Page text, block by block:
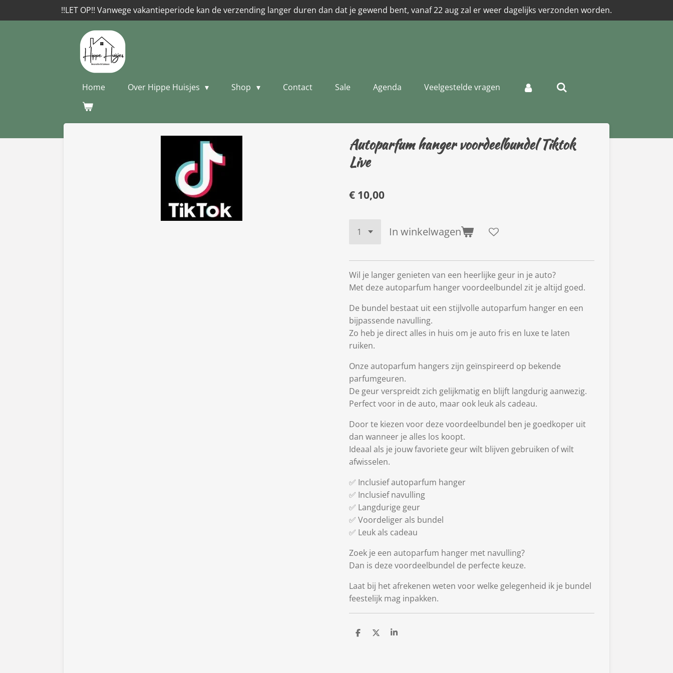
direct
!!LET OP!! Vanwege vakantieperiode kan de verzending langer duren dan dat je gewend bent, vanaf 22 aug zal er weer dagelijks verzonden worden.
Home Over Hippe Huisjes Shop Contact Sale Agenda Veelgestelde vragen
Autoparfum hanger voordeelbundel Tiktok
Live
€ 10,00
In winkelwagen
Wil je langer genieten van een heerlijke geur in je auto?
Met deze autoparfum hanger voordeelbundel zit je altijd goed.
De bundel bestaat uit een stijlvolle autoparfum hanger en een
bijpassende navulling.
Zo heb je direct alles in huis om je auto fris en luxe te laten
ruiken.
Onze autoparfum hangers zijn geïnspireerd op bekende
parfumgeuren.
De geur verspreidt zich gelijkmatig en blijft langdurig aanwezig.
Perfect voor in de auto, maar ook leuk als cadeau.
Door te kiezen voor deze voordeelbundel ben je goedkoper uit
dan wanneer je alles los koopt.
Ideaal als je jouw favoriete geur wilt blijven gebruiken of wilt
afwisselen.
✅ Inclusief autoparfum hanger
✅ Inclusief navulling
✅ Langdurige geur
✅ Voordeliger als bundel
✅ Leuk als cadeau
Zoek je een autoparfum hanger met navulling?
Dan is deze voordeelbundel de perfecte keuze.
Laat bij het afrekenen weten voor welke gelegenheid ik je bundel
feestelijk mag inpakken.
D
D
S